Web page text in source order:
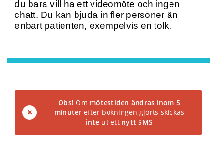
du bara vill ha ett videomöte och ingen
chatt. Du kan bjuda in fler personer än
enbart patienten, exempelvis en tolk.
Obs! Om mötestiden ändras inom 5
minuter efter bokningen gjorts skickas
inte ut ett nytt SMS